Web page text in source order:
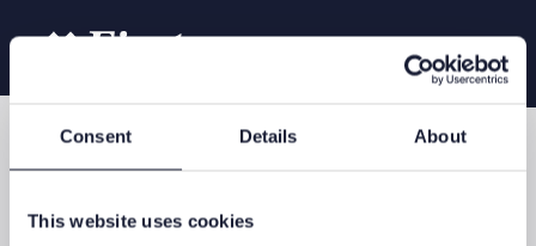
Consent Details About
This website uses cookies
Für Schüler und Studierende